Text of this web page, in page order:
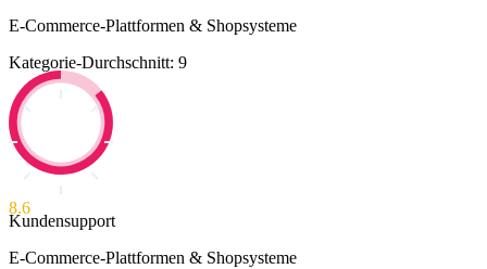
E-Commerce-Plattformen & Shopsysteme
Kategorie-Durchschnitt: 9
8.6
Kundensupport
E-Commerce-Plattformen & Shopsysteme